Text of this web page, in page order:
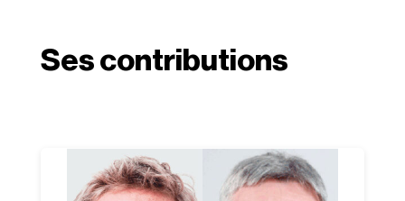
Ses contributions